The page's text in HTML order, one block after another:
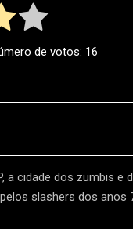
de votos: 16
cidade dos zumbis e
slashers dos anos